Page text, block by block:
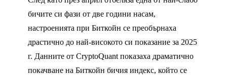
бичите си фази от две години насам,
настроенията при Биткойн се преобърнаха
драстично до най-високото си показание за 2025
г. Данните от CryptoQuant показаха драматично
покачване на Биткойн бичия индекс, който се